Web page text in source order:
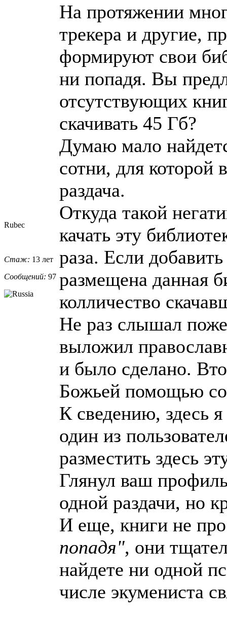
Rubec
Стаж: 13 лет
Сообщений: 97
На протяжении
трекера и другие,
формируют свои
ни попадя. Вы
отсутствующих
скачивать 45 Гб?
Думаю мало
сотни, для которой
раздача.
Откуда такой
качать эту
раза. Если
размещена данная
колличество
Не раз слышал
выложил
и было сделано.
Божьей помощью
К сведению, здесь
один из
разместить здесь
Глянул ваш
одной раздачи, но
И еще, книги не
попадя", они
найдете ни одной
числе экумениста